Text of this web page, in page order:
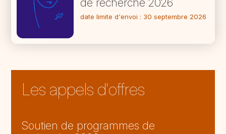
date limite d'envoi : 30 septembre 2026
Les appels d'offres
Soutien de programmes de